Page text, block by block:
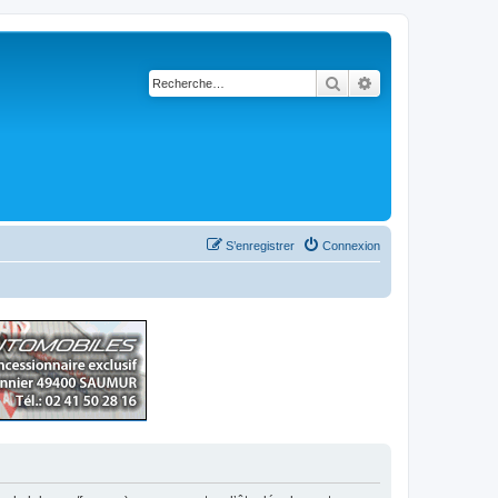
Rechercher
Connexion
S’enregistrer